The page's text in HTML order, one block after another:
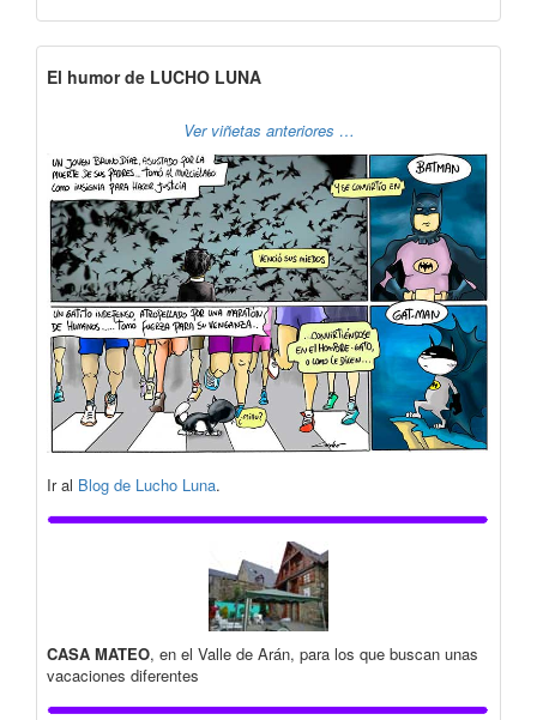
El humor de LUCHO LUNA
Ver viñetas anteriores …
Ir al Blog de Lucho Luna.
CASA MATEO, en el Valle de Arán, para los que buscan unas
vacaciones diferentes